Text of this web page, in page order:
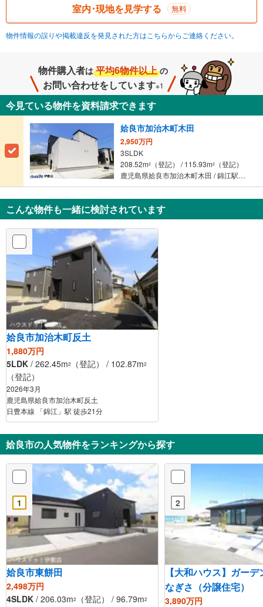
室内･現地を見学する 無料
物件情報の誤りや掲載違反を発見された方はこちらからご連絡ください。
物件購入者は 平均6物件以上 の
お問い合わせをしています※1
今見ている物件を資料請求できます
姶良市加治木町木田
2,950万円
3SLDK
208.52m2 （登記） / 115.93m2
（登記）
鹿児島県姶良市加治木町木田 / 錦江駅「錦江駅」下車 徒歩14分
こんな物件も一緒に検討されています
姶良市加治木町反土
1,880万円
5LDK / 262.45m2 （登記） / 102.87m2
（登記）
2026年3月
鹿児島県姶良市加治木町反土
日豊本線 「錦江」駅 徒歩21分
姶良市の人気物件をランキングから探す
1
姶良市東餅田
2,498万円
4SLDK / 206.03m2 （登記） / 96.79m2
2
【大和ハウス】ガー
なぎさ（分譲住宅）
3,890万円